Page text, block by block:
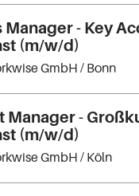
Manager - Key
(m/w/d)
GmbH/ Bonn
Manager -
(m/w/d)
GmbH/ Köln